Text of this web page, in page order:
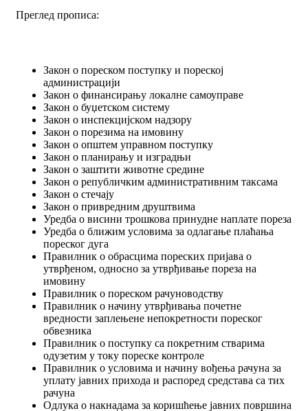
Преглед прописа:
Закон о пореском поступку и пореској
администрацији
Закон о финансирању локалне самоуправе
Закон о буџетском систему
Закон о инспекцијском надзору
Закон о порезима на имовину
Закон о општем управном поступку
Закон о планирању и изградњи
Закон о заштити животне средине
Закон о републичким административним таксама
Закон о стечају
Закон о привредним друштвима
Уредба о висини трошкова принудне наплате пореза
Уредба о ближим условима за одлагање плаћања
пореског дуга
Правилник о обрасцима пореских пријава о
утврђеном, односно за утврђивање пореза на
имовину
Правилник о пореском рачуноводству
Правилник о начину утврђивања почетне
вредности заплењене непокретности пореског
обвезника
Правилник о поступку са покретним стварима
одузетим у току пореске контроле
Правилник о условима и начину вођења рачуна за
уплату јавних прихода и распоред средстава са тих
рачуна
Одлука о накнадама за коришћење јавних површина